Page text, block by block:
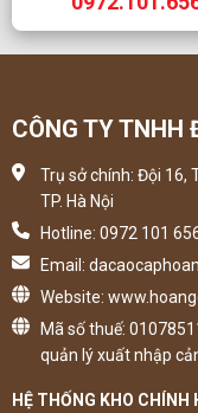
CÔNG TY TNHH
Trụ sở chính: Đội 16,
TP. Hà Nội
Hotline: 0972 101
Email:
Website:
Mã số thuế:
quản lý xuất nhập
HỆ THỐNG KHO CHÍNH